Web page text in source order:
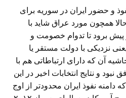
و حضور ایران در سوریه برای
همچون مورد عراق شاید با
برود تا تدوام خصومت و
نزدیکی با دولت مستقر یا
آن که دارای ارتباطاتی هم با
نبود و نتایج انتخابات اخیر در این
دامنه نفوذ ایران محدودتر از اوج